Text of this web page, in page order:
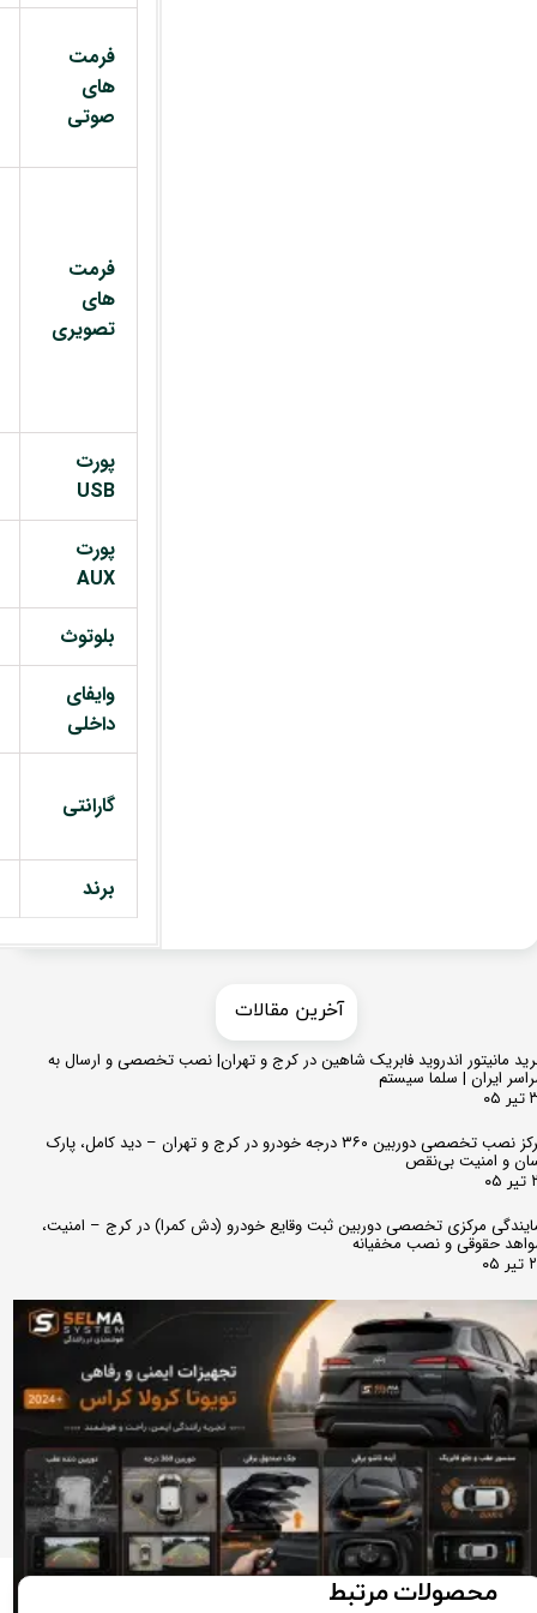
فرمت
های
صوتی
فرمت
های
تصویری
پورت
USB
پورت
AUX
بلوتوث
وایفای
داخلی
گارانتی
برند
مانیتور اندروید فابریک شاهین در کرج و تهران| نصب تخصصی و ارسال به
ایران | سلما سیستم
مرکز نصب تخصصی دوربین ۳۶۰ درجه خودرو در کرج و تهران – دید کامل، پارک
و امنیت بی‌نقص
مرکزی تخصصی دوربین ثبت وقایع خودرو (دش کمرا) در کرج – امنیت،
حقوقی و نصب مخفیانه
​​آخرین مقالات
محصولات مرتبط